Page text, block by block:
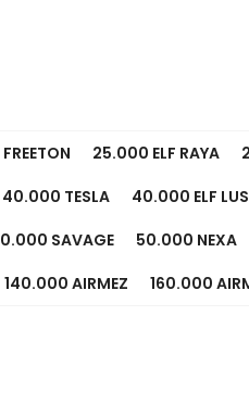
25.000 ELF RAYA
40.000 TESLA 40.000 ELF
SAVAGE 50.000 NEXA
140.000 AIRMEZ 160.000